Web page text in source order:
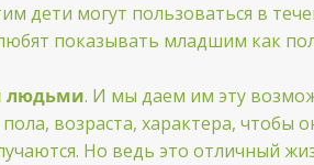
дети могут пользоваться в
показывать младшим как
людьми. И мы даем им эту
возраста, характера,
Но ведь это отличный